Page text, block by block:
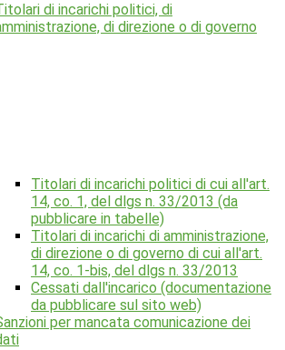
di incarichi politici, di
di direzione o di governo
Titolari di incarichi politici di cui all'art.
14, co. 1, del dlgs n. 33/2013 (da
pubblicare in tabelle)
Titolari di incarichi di amministrazione,
di direzione o di governo di cui all'art.
14, co. 1-bis, del dlgs n. 33/2013
Cessati dall'incarico (documentazione
da pubblicare sul sito web)
per mancata comunicazione dei